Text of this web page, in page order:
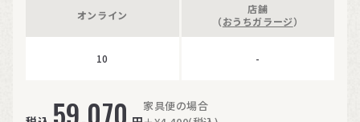
オンライン
10
店舗
（おうちガラージ）
-
59,070
家具便の場合